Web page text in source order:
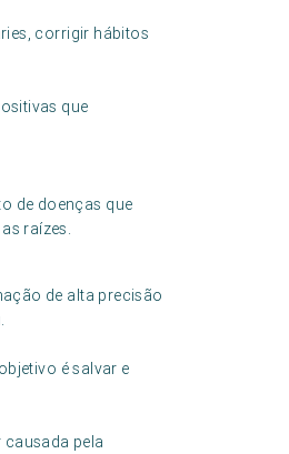
corrigir hábitos
que
de doenças que
raízes.
de alta precisão
é salvar e
pela